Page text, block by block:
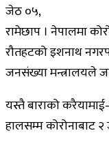
जेठ ०५,
रामेछाप । नेपालमा
रौतहटको इशनाथ
जनसंख्या मन्त्रालयले
यस्तै बाराको
हालसम्म कोरोनाबाट